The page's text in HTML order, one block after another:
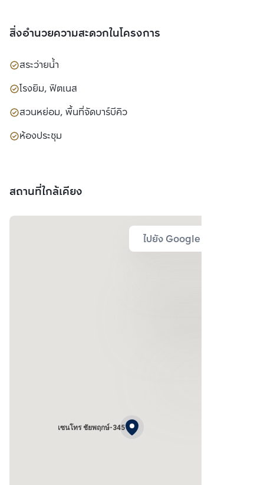
สิ่งอำนวยความสะดวกในโครงการ
สระว่ายน้ำ
โรงยิม, ฟิตเนส
สวนหย่อม, พื้นที่จัดบาร์บีคิว
ห้องประชุม
สถานที่ใกล้เคียง
ไปยัง Google Map
เซนโทร ชัยพฤกษ์-345